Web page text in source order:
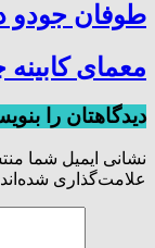
طوفان جودو
معمای کابینه
دیدگاهتان را
نشانی ایمیل شما
علامت‌گذاری شده‌اند